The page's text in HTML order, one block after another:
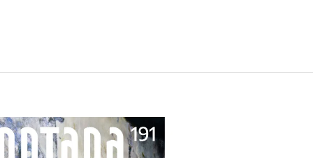
ROUTES